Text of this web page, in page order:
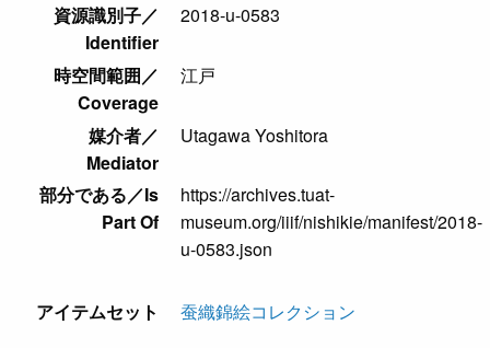
資源識別子／
Identifier
2018-u-0583
時空間範囲／
Coverage
江戸
媒介者／
Mediator
Utagawa Yoshitora
部分である／Is
Part Of
https://archives.tuat-
museum.org/iiif/nishikie/manifest/2018-
u-0583.json
アイテムセット
蚕織錦絵コレクション